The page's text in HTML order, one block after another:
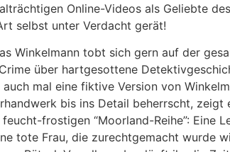
Online-Videos als Geliebte
selbst unter Verdacht gerät!
Winkelmann tobt sich gern auf der
über hartgesottene
auch mal eine fiktive Version von
bis ins Detail beherrscht, zeigt
feucht-frostigen “Moorland-Reihe”: Eine
tote Frau, die zurechtgemacht wurde